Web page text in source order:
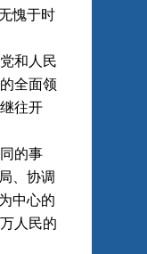
愧于时
和人民
全面领
往开
的事
、协调
中心的
人民的